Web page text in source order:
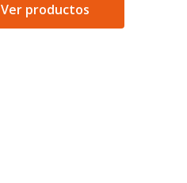
Ver productos